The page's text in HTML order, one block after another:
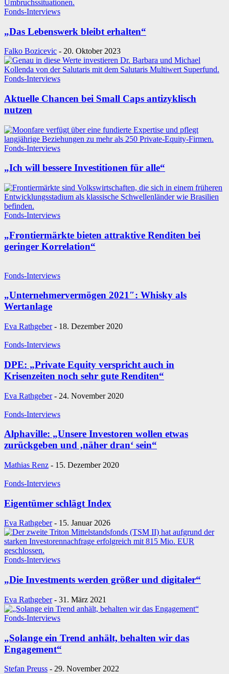
Fonds-Interviews
„Das Lebenswerk bleibt erhalten“
Falko Bozicevic - 20. Oktober 2023
Fonds-Interviews
Aktuelle Chancen bei Small Caps antizyklisch
nutzen
Fonds-Interviews
„Ich will bessere Investitionen für alle“
Fonds-Interviews
„Frontiermärkte bieten attraktive Renditen bei
geringer Korrelation“
Fonds-Interviews
„Unternehmervermögen 2021″: Whisky als
Wertanlage
Eva Rathgeber - 18. Dezember 2020
Fonds-Interviews
DPE: „Private Equity verspricht auch in
Krisenzeiten noch sehr gute Renditen“
Eva Rathgeber - 24. November 2020
Fonds-Interviews
Alphaville: „Unsere Investoren wollen etwas
zurückgeben und ‚näher dran‘ sein“
Mathias Renz - 15. Dezember 2020
Fonds-Interviews
Eigentümer schlägt Index
Eva Rathgeber - 15. Januar 2026
Fonds-Interviews
„Die Investments werden größer und digitaler“
Eva Rathgeber - 31. März 2021
Fonds-Interviews
„Solange ein Trend anhält, behalten wir das
Engagement“
Stefan Preuss - 29. November 2022